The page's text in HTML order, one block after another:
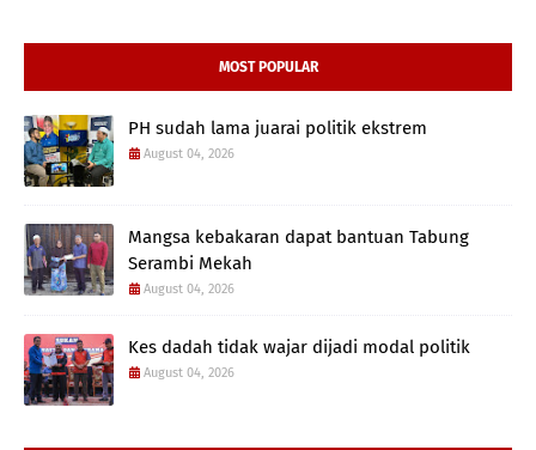
MOST POPULAR
PH sudah lama juarai politik ekstrem
August 04, 2026
Mangsa kebakaran dapat bantuan Tabung
Serambi Mekah
August 04, 2026
Kes dadah tidak wajar dijadi modal politik
August 04, 2026